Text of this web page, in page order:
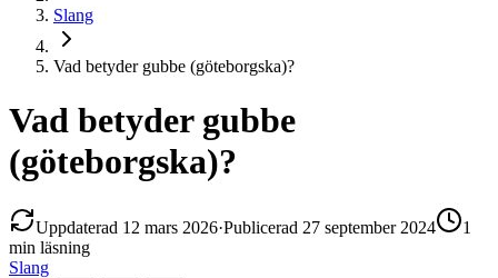
Slang
Vad betyder gubbe (göteborgska)?
Vad betyder gubbe
(göteborgska)?
Uppdaterad 12 mars 2026·Publicerad 27 september 2024
1
min läsning
Slang